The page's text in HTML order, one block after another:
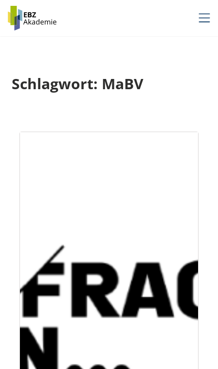
Zum
Inhalt
springen
Schlagwort: MaBV